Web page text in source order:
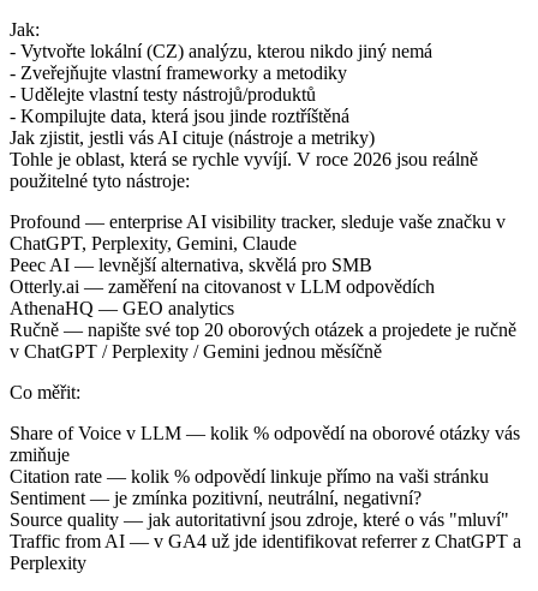
Jak:
- Vytvořte lokální (CZ) analýzu, kterou nikdo jiný nemá
- Zveřejňujte vlastní frameworky a metodiky
- Udělejte vlastní testy nástrojů/produktů
- Kompilujte data, která jsou jinde roztříštěná
Jak zjistit, jestli vás AI cituje (nástroje a metriky)
Tohle je oblast, která se rychle vyvíjí. V roce 2026 jsou reálně
použitelné tyto nástroje:
Profound — enterprise AI visibility tracker, sleduje vaše značku v
ChatGPT, Perplexity, Gemini, Claude
Peec AI — levnější alternativa, skvělá pro SMB
Otterly.ai — zaměření na citovanost v LLM odpovědích
AthenaHQ — GEO analytics
Ručně — napište své top 20 oborových otázek a projedete je ručně
v ChatGPT / Perplexity / Gemini jednou měsíčně
Co měřit:
Share of Voice v LLM — kolik % odpovědí na oborové otázky vás
zmiňuje
Citation rate — kolik % odpovědí linkuje přímo na vaši stránku
Sentiment — je zmínka pozitivní, neutrální, negativní?
Source quality — jak autoritativní jsou zdroje, které o vás "mluví"
Traffic from AI — v GA4 už jde identifikovat referrer z ChatGPT a
Perplexity